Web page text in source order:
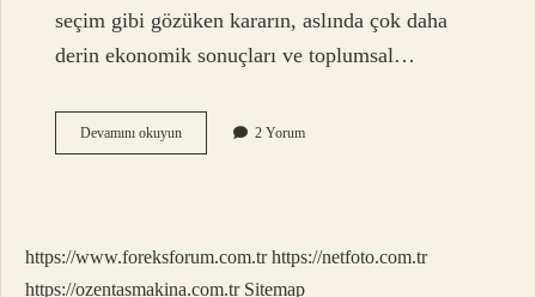
seçim gibi gözüken kararın, aslında çok daha
derin ekonomik sonuçları ve toplumsal…
Devamını okuyunGazebo
kullanımı
2 Yorum
https://www.foreksforum.com.tr https://netfoto.com.tr
https://ozentasmakina.com.tr Sitemap